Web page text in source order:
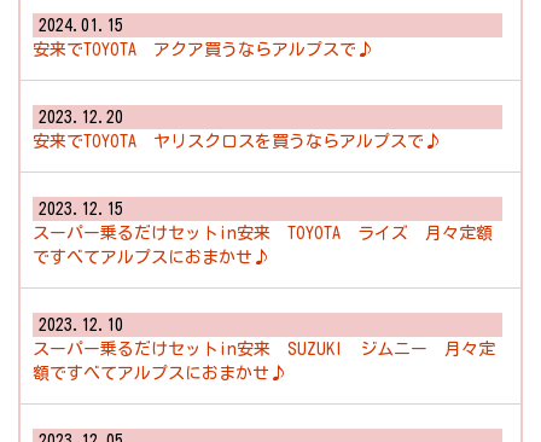
2024.01.15
安来でTOYOTA アクア買うならアルプスで♪
2023.12.20
安来でTOYOTA ヤリスクロスを買うならアルプスで♪
2023.12.15
スーパー乗るだけセットin安来 TOYOTA ライズ 月々定額
ですべてアルプスにおまかせ♪
2023.12.10
スーパー乗るだけセットin安来 SUZUKI ジムニー 月々定
額ですべてアルプスにおまかせ♪